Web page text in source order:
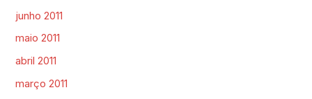
junho 2011
maio 2011
abril 2011
março 2011